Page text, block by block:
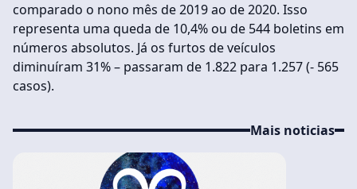
comparado o nono mês de 2019 ao de 2020. Isso
representa uma queda de 10,4% ou de 544 boletins em
números absolutos. Já os furtos de veículos
diminuíram 31% – passaram de 1.822 para 1.257 (- 565
casos).
Mais noticias